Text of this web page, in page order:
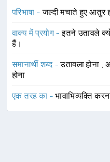
परिभाषा -जल्दी मचाते हुए आतुर
वाक्य में प्रयोग -इतने उतावले
हैं।
समानार्थी शब्द -उतावला होना ,
होना
एक तरह का -भावाभिव्यक्ति